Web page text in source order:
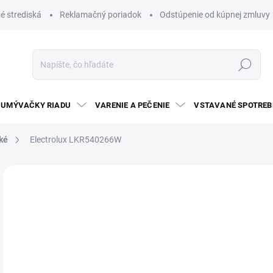
strediská Reklamačný poriadok Odstúpenie od kúpnej zmluvy
Hľadať
UMÝVAČKY RIADU VARENIE A PEČENIE VSTAVANÉ
Electrolux LKR540266W